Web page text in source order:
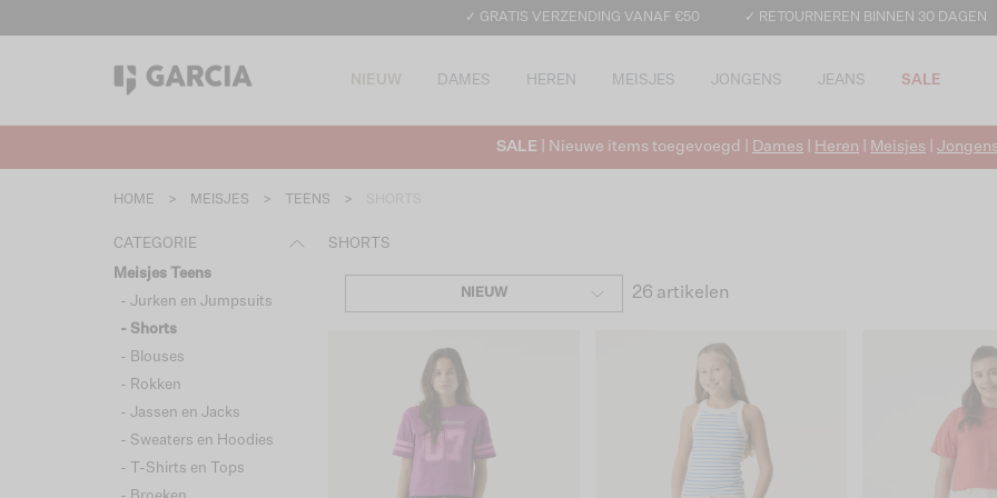
✓ GRATIS VERZENDING VANAF €50 ✓ RETOURNEREN BINNEN 30 DAGEN
NIEUW DAMES HEREN MEISJES JONGENS JEANS SALE
SALE | Nieuwe items toegevoegd | Dames Heren Meisjes
HOME > MEISJES > TEENS >
CATEGORIE
Meisjes Teens
- Jurken en Jumpsuits
- Shorts
- Blouses
- Rokken
- Jassen en Jacks
- Sweaters en Hoodies
- T-Shirts en Tops
SHORTS
NIEUW 26 artikelen